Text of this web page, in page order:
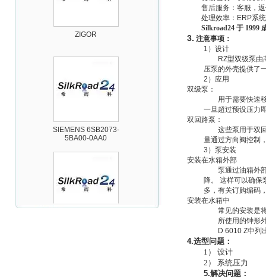
ZIGOR
SIEMENS 6SB2073-
5BA00-0AA0
售后服务：客服，
处理效率： ERP系
Silkroad24于 1999
3. 注意事项 ：
1 ）设计
RZ型双级泵由
压泵的外壳提供了
2 ）应用
双级泵：
用于需要快速
一旦超过预设压力
双回路泵：
这些泵用于双
量通过方向阀控制
3 ）泵安装
安装在水箱外部
泵通过油箱外
降。 这样可以确保
多，有关订购编码
安装在水箱中
常见的安装是
所使用的钟形
D 6010 Z中列
4.选型问题：
1 ） 设计
2 ） 系统压力
5.解决问题：